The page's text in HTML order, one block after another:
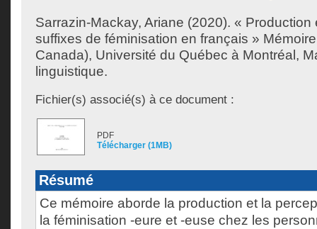
Sarrazin-Mackay, Ariane (2020). « Production
suffixes de féminisation en français »
Canada), Université du Québec à Montréal,
linguistique.
Fichier(s) associé(s) à ce document :
PDF
Télécharger (1MB)
Résumé
Ce mémoire aborde la production et la
la féminisation -eure et -euse chez les